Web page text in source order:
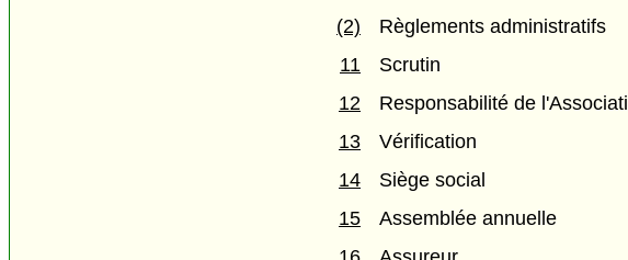
(2)
Règlements administratifs
11
Scrutin
12
Responsabilité de
13
Vérification
14
Siège social
15
Assemblée annuelle